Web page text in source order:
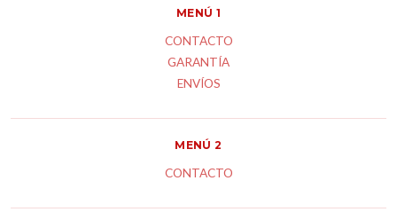
MENÚ 1
CONTACTO
GARANTÍA
ENVÍOS
MENÚ 2
CONTACTO